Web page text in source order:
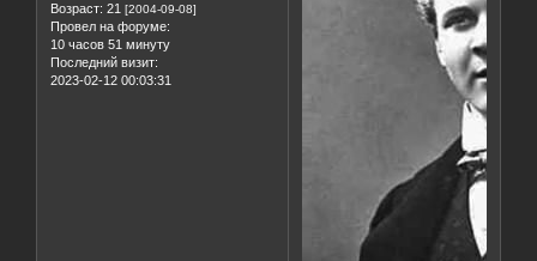
Возраст: 21 [2004-09-08]
Провел на форуме:
10 часов 51 минуту
Последний визит:
2023-02-12 00:03:31